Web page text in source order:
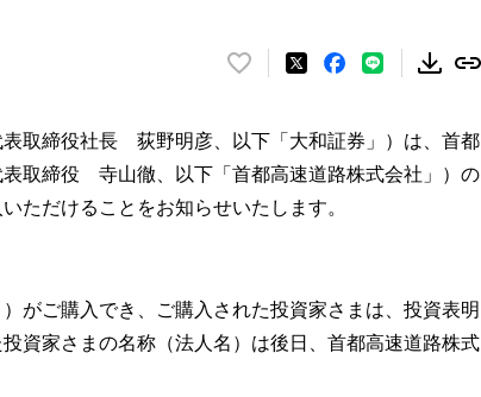
い
！
数
を
み
中
で
取締役社長 荻野明彦、以下「大和証券」）は、首都
取締役 寺山徹、以下「首都高速道路株式会社」）の
ただけることをお知らせいたします。
がご購入でき、ご購入された投資家さまは、投資表明
資家さまの名称（法人名）は後日、首都高速道路株式